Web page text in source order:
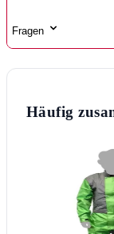
Fragen
Häufig